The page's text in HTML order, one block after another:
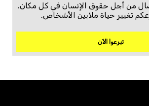
من أجل حقوق الإنسان في كل مكان.
تغيير حياة ملايين الأشخاص.
تبرعوا الآن